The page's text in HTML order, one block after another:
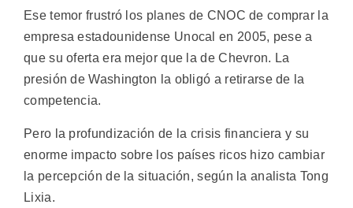
Ese temor frustró los planes de CNOC de comprar la
empresa estadounidense Unocal en 2005, pese a
que su oferta era mejor que la de Chevron. La
presión de Washington la obligó a retirarse de la
competencia.
Pero la profundización de la crisis financiera y su
enorme impacto sobre los países ricos hizo cambiar
la percepción de la situación, según la analista Tong
Lixia.